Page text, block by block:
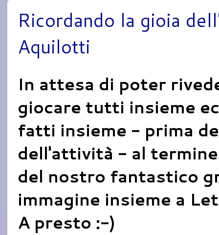
Ricordando la gioia
Aquilotti
In attesa di poter
giocare tutti insieme
fatti insieme - prima
dell'attività - al
del nostro fantastico
immagine insieme a
A presto :-)